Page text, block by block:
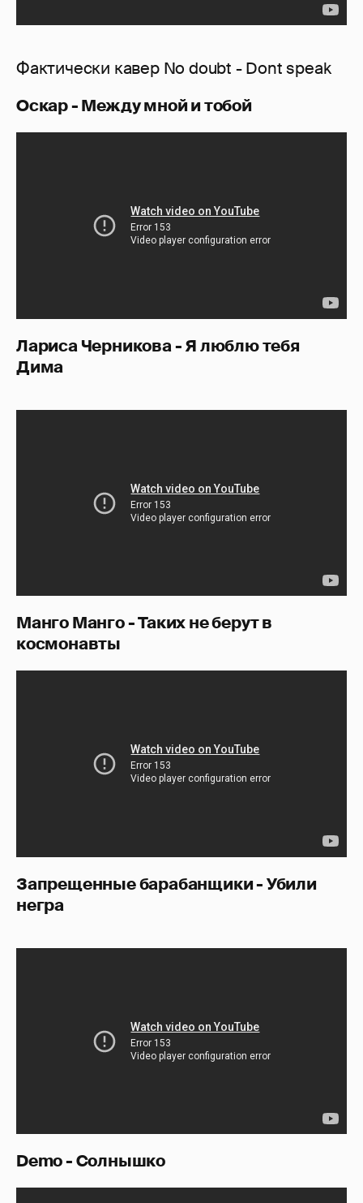
Фактически кавер No doubt - Dont speak
Оскар - Между мной и тобой
Лариса Черникова - Я люблю тебя
Дима
Манго Манго - Таких не берут в
космонавты
Запрещенные барабанщики - Убили
негра
Demo - Солнышко